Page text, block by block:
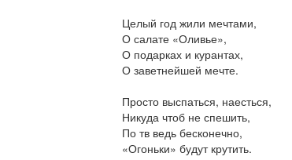
Целый год жили мечтами,
О салате «Оливье»,
О подарках и курантах,
О заветнейшей мечте.
Просто выспаться, наесться,
Никуда чтоб не спешить,
По тв ведь бесконечно,
«Огоньки» будут крутить.